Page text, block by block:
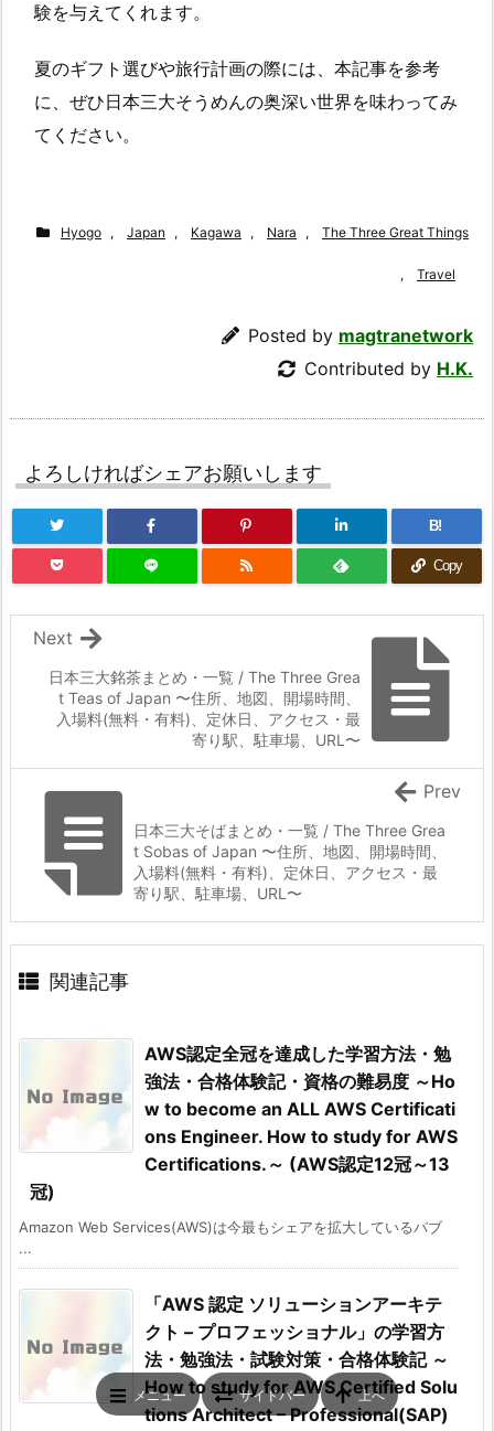
験を与えてくれます。
夏のギフト選びや旅行計画の際には、本記事を参考
に、ぜひ日本三大そうめんの奥深い世界を味わってみ
てください。
Hyogo , Japan , Kagawa , Nara , The Three Great Things
, Travel
Posted by magtranetwork
Contributed by H.K.
よろしければシェアお願いします
B!
Copy
日本三大銘茶まとめ・一覧 / The Three Grea
t Teas of Japan 〜住所、地図、開場時間、
入場料(無料・有料)、定休日、アクセス・最
寄り駅、駐車場、URL〜
Next
日本三大そばまとめ・一覧 / The Three Grea
t Sobas of Japan 〜住所、地図、開場時間、
入場料(無料・有料)、定休日、アクセス・最
寄り駅、駐車場、URL〜
Prev
関連記事
AWS認定全冠を達成した学習方法・勉
強法・合格体験記・資格の難易度 ～Ho
w to become an ALL AWS Certificati
ons Engineer. How to study for AWS
Certifications.～ (AWS認定12冠～13
冠)
Amazon Web Services(AWS)は今最もシェアを拡大しているパブ
...
「AWS 認定 ソリューションアーキテ
クト – プロフェッショナル」の学習方
法・勉強法・試験対策・合格体験記 ～
How to study for AWS Certified Solu
tions Architect – Professional(SAP)
メニュー サイドバー 上へ